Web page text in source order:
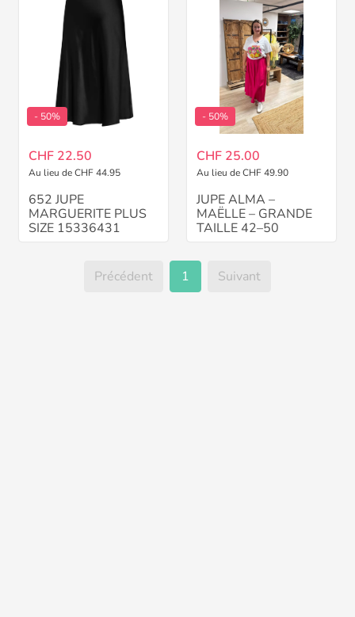
- 50%
CHF 22.50
Au lieu de CHF 44.95
652 JUPE
MARGUERITE PLUS
SIZE 15336431
- 50%
CHF 25.00
Au lieu de CHF 49.90
JUPE ALMA –
MAËLLE – GRANDE
TAILLE 42–50
Précédent 1 Suivant